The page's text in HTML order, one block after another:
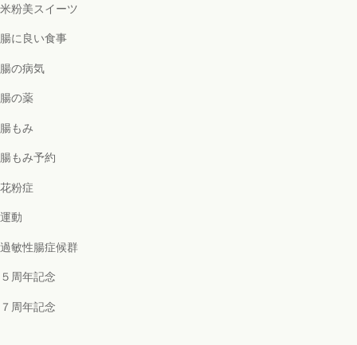
米粉美スイーツ
腸に良い食事
腸の病気
腸の薬
腸もみ
腸もみ予約
花粉症
運動
過敏性腸症候群
５周年記念
７周年記念